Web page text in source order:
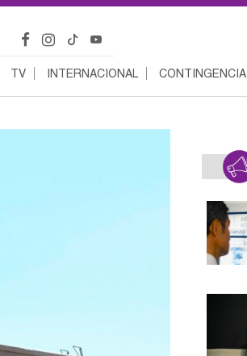
TV INTERNACIONAL CONTINGENCIA